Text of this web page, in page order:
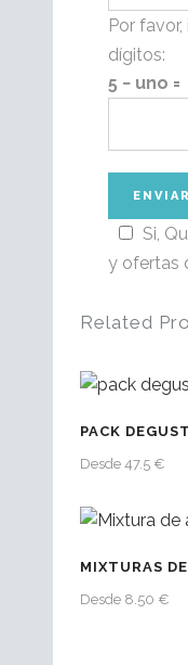
Por
dígitos:
5 − uno =
Si,
y ofertas
Related
PACK
Desde 47.5 €
MIXTURAS
Desde 8.50 €